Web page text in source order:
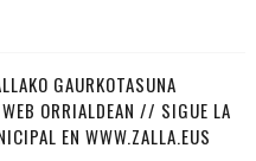
GAURKOTASUNA
ORRIALDEAN // SIGUE LA
EN WWW.ZALLA.EUS